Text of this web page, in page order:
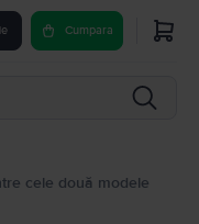
Cumpara
cele două modele